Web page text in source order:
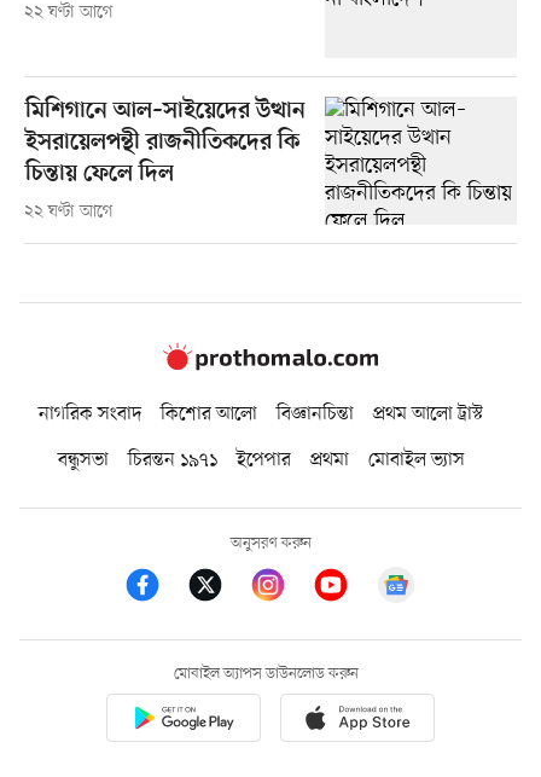
২২ ঘণ্টা আগে
মিশিগানে আল–সাইয়েদের উত্থান
ইসরায়েলপন্থী রাজনীতিকদের কি
চিন্তায় ফেলে দিল
২২ ঘণ্টা আগে
নাগরিক সংবাদ কিশোর আলো বিজ্ঞানচিন্তা
প্রথম আলো ট্রাস্ট
বন্ধুসভা
চিরন্তন ১৯৭১ ইপেপার প্রথমা মোবাইল ভ্যাস
অনুসরণ করুন
মোবাইল অ্যাপস ডাউনলোড করুন